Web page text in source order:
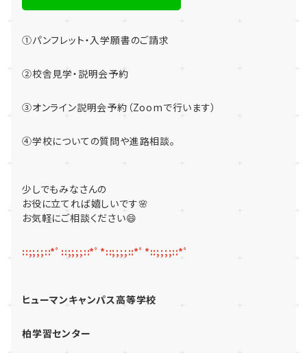
①パンフレット・入学願書のご請求
②校舎見学・説明会予約
③オンライン説明会予約（Zoomで行います）
④学校についての質問や進路相談。
少しでもみなさんの
お役に立てれば嬉しいです🌸
お気軽にご相談ください😄
::;;;;::*ﾟ::;;;;::*ﾟ*::;;;;::*ﾟ*::;;;;::*ﾟ
ヒューマンキャンパス高等学校
柏学習センター